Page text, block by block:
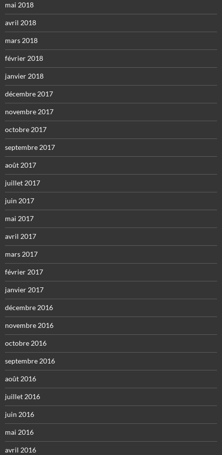
mai 2018
avril 2018
mars 2018
février 2018
janvier 2018
décembre 2017
novembre 2017
octobre 2017
septembre 2017
août 2017
juillet 2017
juin 2017
mai 2017
avril 2017
mars 2017
février 2017
janvier 2017
décembre 2016
novembre 2016
octobre 2016
septembre 2016
août 2016
juillet 2016
juin 2016
mai 2016
avril 2016